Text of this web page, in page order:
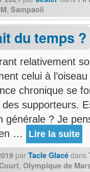
, Sampaoli
du temps ?
relativement
celui à
chronique se
des supporteurs.
générale ? Je
…
Lire la suite
par Tacle Glacé dans
, Olympique de